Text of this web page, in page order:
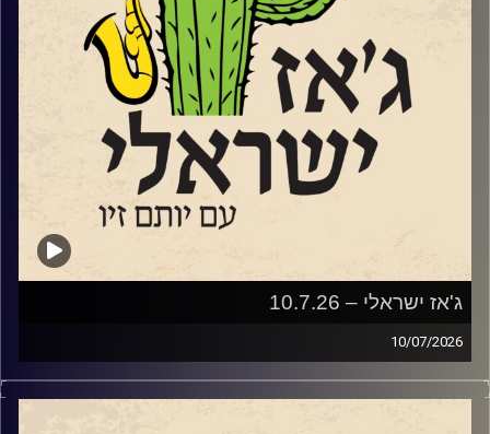
יתקיים במועדון הג'ז "אממה" בתל אביב ב – 29.7.
שוחחנו עם אייל על הלימודים בברקלי והחיים בניו יורק וגם על
שירה נגינה ומה שביניהן.
קרדיט תמונות: רותם בר-אילן
ג'אז ישראלי – 10.7.26
10/07/2026
השבוע בג'ז ישראלי